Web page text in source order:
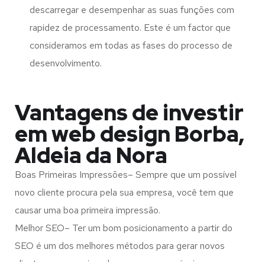
descarregar e desempenhar as suas funções com
rapidez de processamento. Este é um factor que
consideramos em todas as fases do processo de
desenvolvimento.
Vantagens de investir
em web design Borba,
Aldeia da Nora
Boas Primeiras Impressões– Sempre que um possível
novo cliente procura pela sua empresa, você tem que
causar uma boa primeira impressão.
Melhor SEO– Ter um bom posicionamento a partir do
SEO é um dos melhores métodos para gerar novos